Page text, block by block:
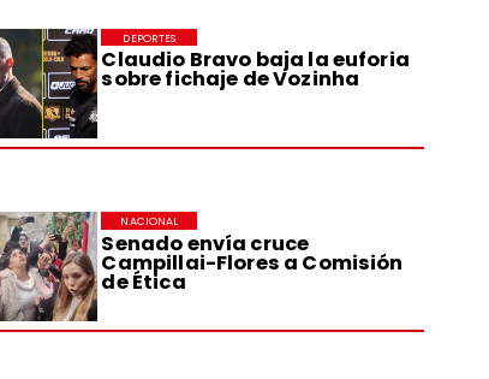
Claudio Bravo baja la euforia
sobre fichaje de Vozinha
DEPORTES
Senado envía cruce
Campillai-Flores a Comisión
de Ética
NACIONAL